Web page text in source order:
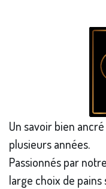
Un savoir bien
plusieurs années.
Passionnés par
large choix de pains